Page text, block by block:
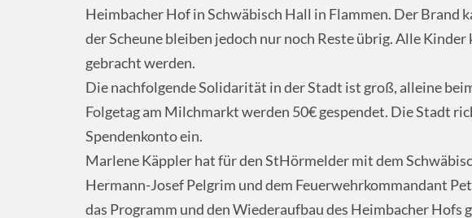
Heimbacher Hof in Schwäbisch Hall in Flammen. Der Brand
der Scheune bleiben jedoch nur noch Reste übrig. Alle
gebracht werden.
Die nachfolgende Solidarität in der Stadt ist groß, alleine
Folgetag am Milchmarkt werden 50€ gespendet. Die Stadt
Spendenkonto ein.
Marlene Käppler hat für den StHörmelder mit dem
Hermann-Josef Pelgrim und dem Feuerwehrkommandant
das Programm und den Wiederaufbau des Heimbacher Hofs